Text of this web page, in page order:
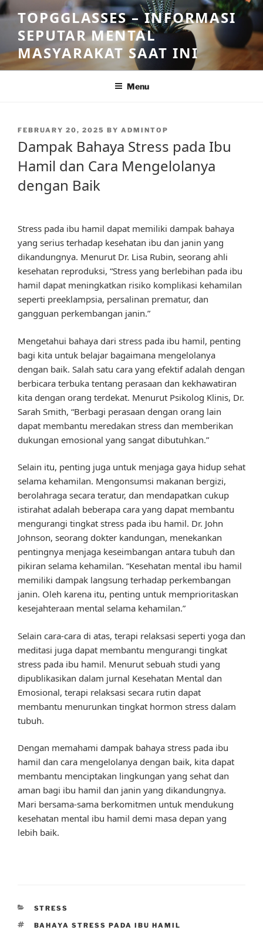
Skip
to
content
TOPGGLASSES – INFORMASI
SEPUTAR MENTAL
MASYARAKAT SAAT INI
Menu
POSTED
FEBRUARY 20, 2025 BY ADMINTOP
Dampak Bahaya Stress pada Ibu
Hamil dan Cara Mengelolanya
dengan Baik
Stress pada ibu hamil dapat memiliki dampak bahaya
yang serius terhadap kesehatan ibu dan janin yang
dikandungnya. Menurut Dr. Lisa Rubin, seorang ahli
kesehatan reproduksi, “Stress yang berlebihan pada ibu
hamil dapat meningkatkan risiko komplikasi kehamilan
seperti preeklampsia, persalinan prematur, dan
gangguan perkembangan janin.”
Mengetahui bahaya dari stress pada ibu hamil, penting
bagi kita untuk belajar bagaimana mengelolanya
dengan baik. Salah satu cara yang efektif adalah dengan
berbicara terbuka tentang perasaan dan kekhawatiran
kita dengan orang terdekat. Menurut Psikolog Klinis, Dr.
Sarah Smith, “Berbagi perasaan dengan orang lain
dapat membantu meredakan stress dan memberikan
dukungan emosional yang sangat dibutuhkan.”
Selain itu, penting juga untuk menjaga gaya hidup sehat
selama kehamilan. Mengonsumsi makanan bergizi,
berolahraga secara teratur, dan mendapatkan cukup
istirahat adalah beberapa cara yang dapat membantu
mengurangi tingkat stress pada ibu hamil. Dr. John
Johnson, seorang dokter kandungan, menekankan
pentingnya menjaga keseimbangan antara tubuh dan
pikiran selama kehamilan. “Kesehatan mental ibu hamil
memiliki dampak langsung terhadap perkembangan
janin. Oleh karena itu, penting untuk memprioritaskan
kesejahteraan mental selama kehamilan.”
Selain cara-cara di atas, terapi relaksasi seperti yoga dan
meditasi juga dapat membantu mengurangi tingkat
stress pada ibu hamil. Menurut sebuah studi yang
dipublikasikan dalam jurnal Kesehatan Mental dan
Emosional, terapi relaksasi secara rutin dapat
membantu menurunkan tingkat hormon stress dalam
tubuh.
Dengan memahami dampak bahaya stress pada ibu
hamil dan cara mengelolanya dengan baik, kita dapat
membantu menciptakan lingkungan yang sehat dan
aman bagi ibu hamil dan janin yang dikandungnya.
Mari bersama-sama berkomitmen untuk mendukung
kesehatan mental ibu hamil demi masa depan yang
lebih baik.
CATEGORIES
STRESS
TAGS
BAHAYA STRESS PADA IBU HAMIL